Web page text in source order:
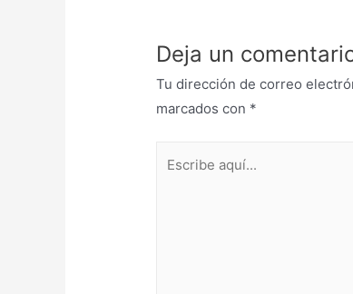
Deja un
Tu dirección de correo
marcados con *